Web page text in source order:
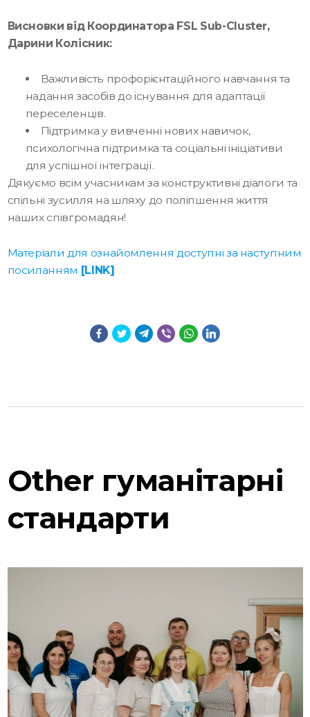
Висновки від Координатора FSL Sub-Cluster,
Дарини Колісник:
Важливість профорієнтаційного навчання та
надання засобів до існування для адаптації
переселенців.
Підтримка у вивченні нових навичок,
психологічна підтримка та соціальні ініціативи
для успішної інтеграції.
Дякуємо всім учасникам за конструктивні діалоги та
спільні зусилля на шляху до поліпшення життя
наших співгромадян!
Матеріали для ознайомлення доступні за наступним
посиланням [LINK]
Other гуманітарні
cтандарти